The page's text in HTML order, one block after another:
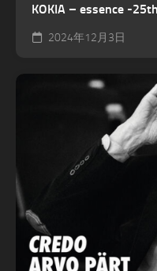
KOKIA – essence -
2024年12月3日